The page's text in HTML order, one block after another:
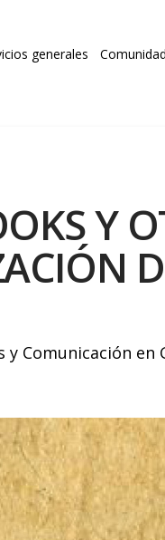
generales Comunidad
Y
Comunicación en